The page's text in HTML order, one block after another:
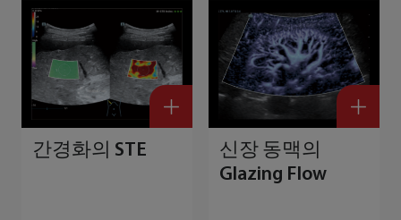
간경화의 STE
신장 동맥의
Glazing Flow